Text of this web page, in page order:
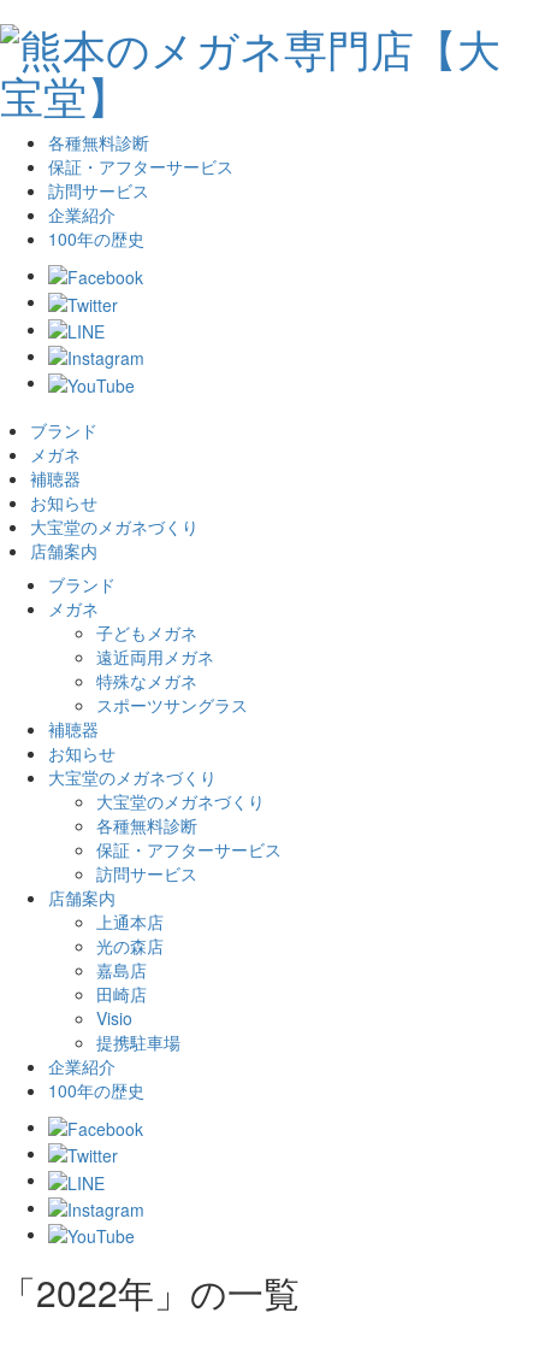
各種無料診断
保証・アフターサービス
訪問サービス
企業紹介
100年の歴史
ブランド
メガネ
補聴器
お知らせ
大宝堂のメガネづくり
店舗案内
ブランド
メガネ
子どもメガネ
遠近両用メガネ
特殊なメガネ
スポーツサングラス
補聴器
お知らせ
大宝堂のメガネづくり
大宝堂のメガネづくり
各種無料診断
保証・アフターサービス
訪問サービス
店舗案内
上通本店
光の森店
嘉島店
田崎店
Visio
提携駐車場
企業紹介
100年の歴史
「2022年」の一覧